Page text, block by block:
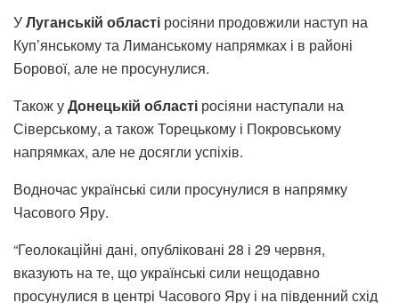
УЛуганській області росіяни продовжили наступ на
Куп’янському та Лиманському напрямках і в районі
Борової, але не просунулися.
Також уДонецькій області росіяни наступали на
Сіверському, а також Торецькому і Покровському
напрямках, але не досягли успіхів.
Водночас українські сили просунулися в напрямку
Часового Яру.
“Геолокаційні дані, опубліковані 28 і 29 червня,
вказують на те, що українські сили нещодавно
просунулися в центрі Часового Яру і на південний схід